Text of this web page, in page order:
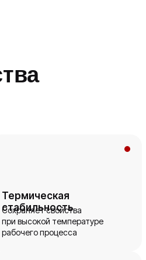
Термическая
стабильность
Сохраняет свойства
при высокой температуре
рабочего процесса